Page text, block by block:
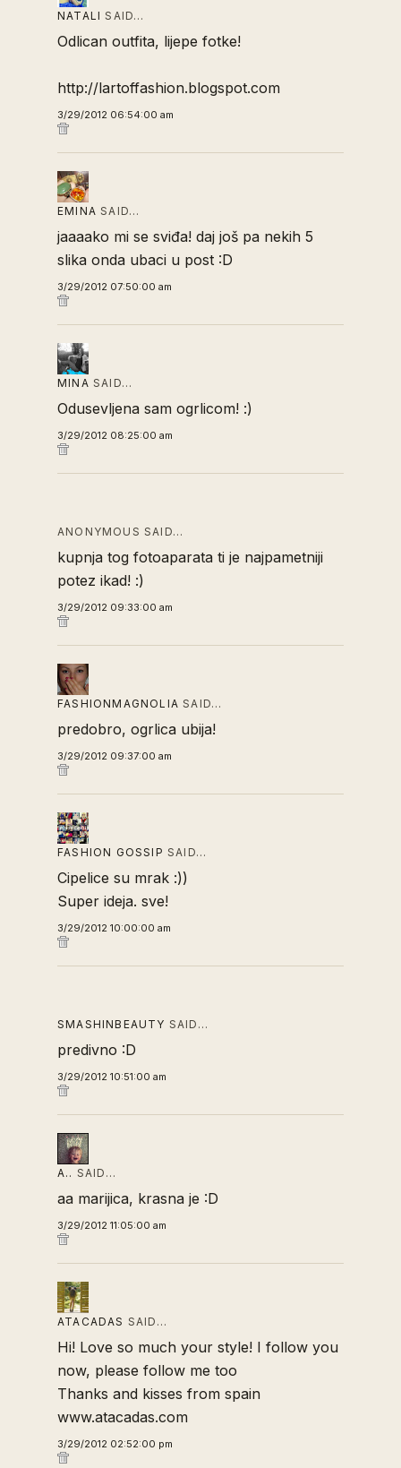
NATALI SAID…
Odlican outfita, lijepe fotke!
http://lartoffashion.blogspot.com
3/29/2012 06:54:00 am
EMINA SAID…
jaaaako mi se sviđa! daj još pa nekih 5
slika onda ubaci u post :D
3/29/2012 07:50:00 am
MINA SAID…
Odusevljena sam ogrlicom! :)
3/29/2012 08:25:00 am
ANONYMOUS SAID…
kupnja tog fotoaparata ti je najpametniji
potez ikad! :)
3/29/2012 09:33:00 am
FASHIONMAGNOLIA SAID…
predobro, ogrlica ubija!
3/29/2012 09:37:00 am
FASHION GOSSIP SAID…
Cipelice su mrak :))
Super ideja. sve!
3/29/2012 10:00:00 am
SMASHINBEAUTY SAID…
predivno :D
3/29/2012 10:51:00 am
A.. SAID…
aa marijica, krasna je :D
3/29/2012 11:05:00 am
ATACADAS SAID…
Hi! Love so much your style! I follow you
now, please follow me too
Thanks and kisses from spain
www.atacadas.com
3/29/2012 02:52:00 pm